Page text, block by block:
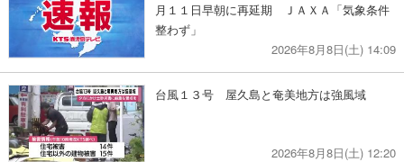
月１１日早朝に再延期 ＪＡＸＡ「気象条件
整わず」
2026年8月8日(土) 14:09
台風１３号 屋久島と奄美地方は強風域
2026年8月8日(土) 12:20